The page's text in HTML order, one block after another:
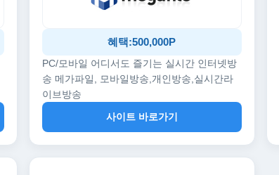
혜택:500,000P
PC/모바일 어디서도 즐기는 실시간 인터넷방
송 메가파일, 모바일방송,개인방송,실시간라
이브방송
사이트 바로가기